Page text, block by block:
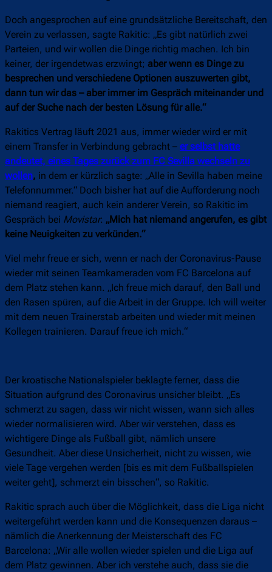
Doch angesprochen auf eine grundsätzliche Bereitschaft, den
Verein zu verlassen, sagte Rakitic: „Es gibt natürlich zwei
Parteien, und wir wollen die Dinge richtig machen. Ich bin
keiner, der irgendetwas erzwingt; aber wenn es Dinge zu
besprechen und verschiedene Optionen auszuwerten gibt,
dann tun wir das – aber immer im Gespräch miteinander und
auf der Suche nach der besten Lösung für alle.“
Rakitics Vertrag läuft 2021 aus, immer wieder wird er mit
einem Transfer in Verbindung gebracht – er selbst hatte
andeutet, eines Tages zurück zum FC Sevilla wechseln zu
wollen, in dem er kürzlich sagte: „Alle in Sevilla haben meine
Telefonnummer.“ Doch bisher hat auf die Aufforderung noch
niemand reagiert, auch kein anderer Verein, so Rakitic im
Gespräch bei Movistar: „Mich hat niemand angerufen, es gibt
keine Neuigkeiten zu verkünden.“
Viel mehr freue er sich, wenn er nach der Coronavirus-Pause
wieder mit seinen Teamkameraden vom FC Barcelona auf
dem Platz stehen kann. „Ich freue mich darauf, den Ball und
den Rasen spüren, auf die Arbeit in der Gruppe. Ich will weiter
mit dem neuen Trainerstab arbeiten und wieder mit meinen
Kollegen trainieren. Darauf freue ich mich.“
Der kroatische Nationalspieler beklagte ferner, dass die
Situation aufgrund des Coronavirus unsicher bleibt. „Es
schmerzt zu sagen, dass wir nicht wissen, wann sich alles
wieder normalisieren wird. Aber wir verstehen, dass es
wichtigere Dinge als Fußball gibt, nämlich unsere
Gesundheit. Aber diese Unsicherheit, nicht zu wissen, wie
viele Tage vergehen werden [bis es mit dem Fußballspielen
weiter geht], schmerzt ein bisschen“, so Rakitic.
Rakitic sprach auch über die Möglichkeit, dass die Liga nicht
weitergeführt werden kann und die Konsequenzen daraus –
nämlich die Anerkennung der Meisterschaft des FC
Barcelona: „Wir alle wollen wieder spielen und die Liga auf
dem Platz gewinnen. Aber ich verstehe auch, dass sie die